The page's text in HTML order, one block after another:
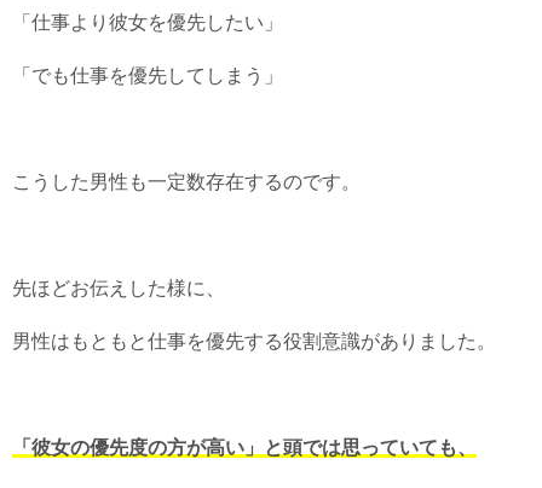
「仕事より彼女を優先したい」
「でも仕事を優先してしまう」
こうした男性も一定数存在するのです。
先ほどお伝えした様に、
男性はもともと仕事を優先する役割意識がありました。
「彼女の優先度の方が高い」と頭では思っていても、